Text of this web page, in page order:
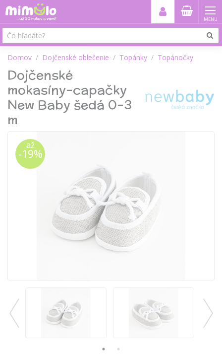
MENU
Domov Dojčenské oblečenie Topánky Topánočky
Dojčenské
mokasíny-capačky
New Baby šedá 0-3
m
až
-19%